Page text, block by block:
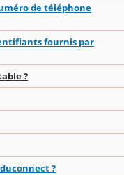
de téléphone
fournis par
?
?